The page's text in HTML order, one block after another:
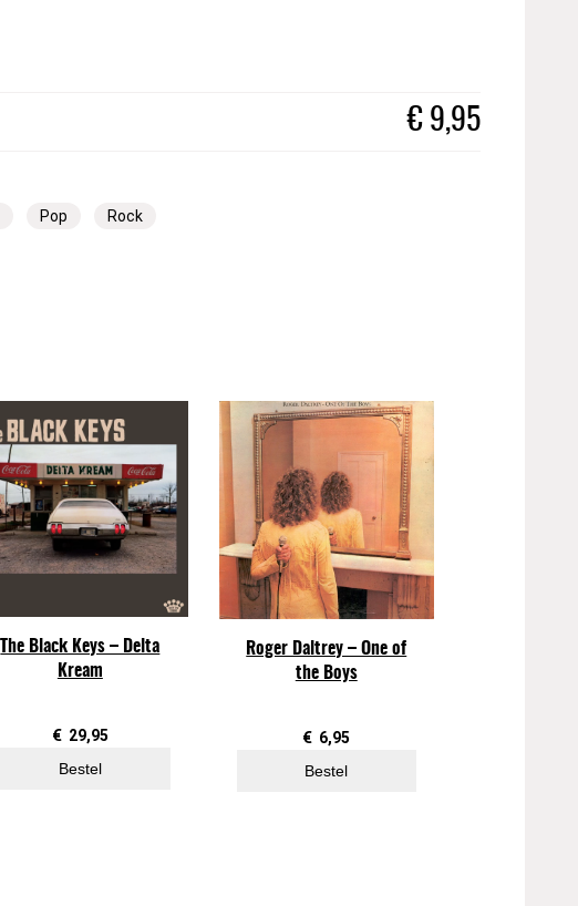
€ 9,95
Pop Rock
The Black Keys – Delta
Kream
€ 29,95
Bestel
Roger Daltrey – One of
the Boys
€ 6,95
Bestel